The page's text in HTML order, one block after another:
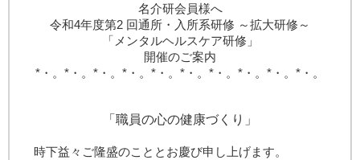
名介研会員様へ
令和4年度第2 回通所・入所系研修 ～拡大研修～
「メンタルヘルスケア研修」
開催のご案内
*・。*・。*・。*・。*・。*・。*・。*・。*・。*・。
「職員の心の健康づくり」
時下益々ご隆盛のこととお慶び申し上げます。